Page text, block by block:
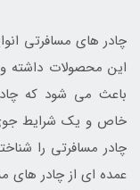
چادر های مسافرتی
این محصولات داشته
باعث می شود که
خاص و یک شرایط جوی
چادر مسافرتی را
عمده ای از چادر های